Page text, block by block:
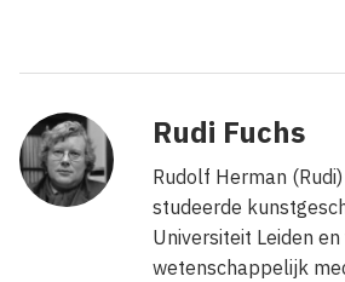
Rudi Fuchs
Rudolf Herman
studeerde
Universiteit Leiden en
wetenschappelijk